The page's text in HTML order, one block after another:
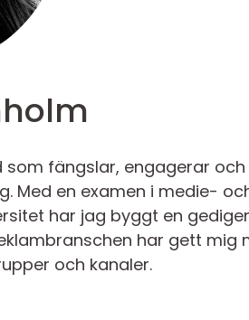
fängslar, engagerar
Med en examen i medie-
har jag byggt en
har gett mig
och kanaler.